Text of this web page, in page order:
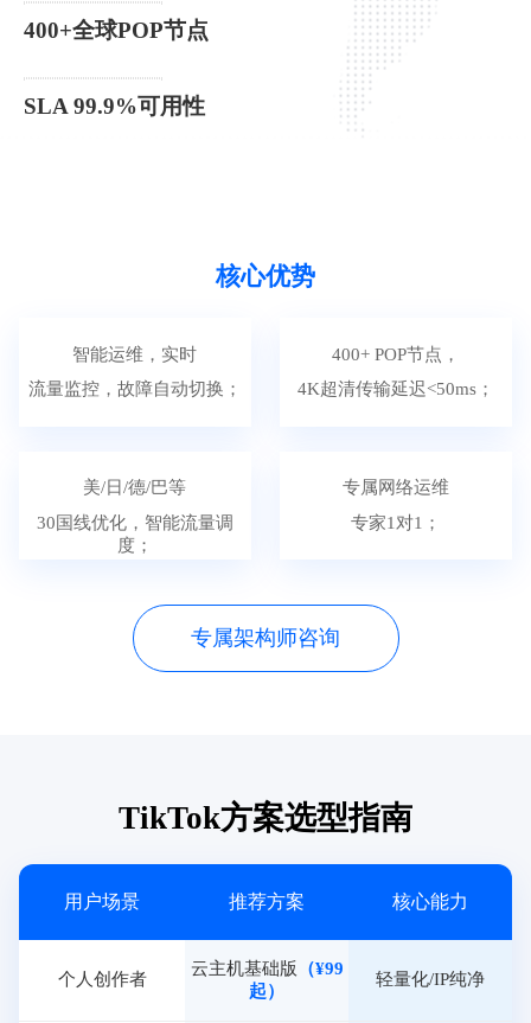
400+全球POP节点
SLA 99.9%可用性
核心优势
智能运维，实时
流量监控，故障自动切换；
400+ POP节点，
4K超清传输延迟<50ms；
美/日/德/巴等
30国线优化，智能流量调
度；
专属网络运维
专家1对1；
专属架构师咨询
TikTok方案选型指南
用户场景 推荐方案 核心能力
个人创作者
云主机基础版 （¥99
起）
轻量化/IP纯净